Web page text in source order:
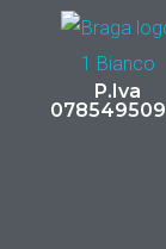
P.Iva